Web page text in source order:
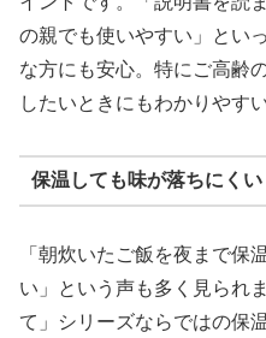
の親でも使いやすい」とい
な方にも安心。特にご高齢
したいときにもわかりやす
保温しても味が落ちにくい
「朝炊いたご飯を夜まで保
い」という声も多く見られ
て」シリーズならではの保